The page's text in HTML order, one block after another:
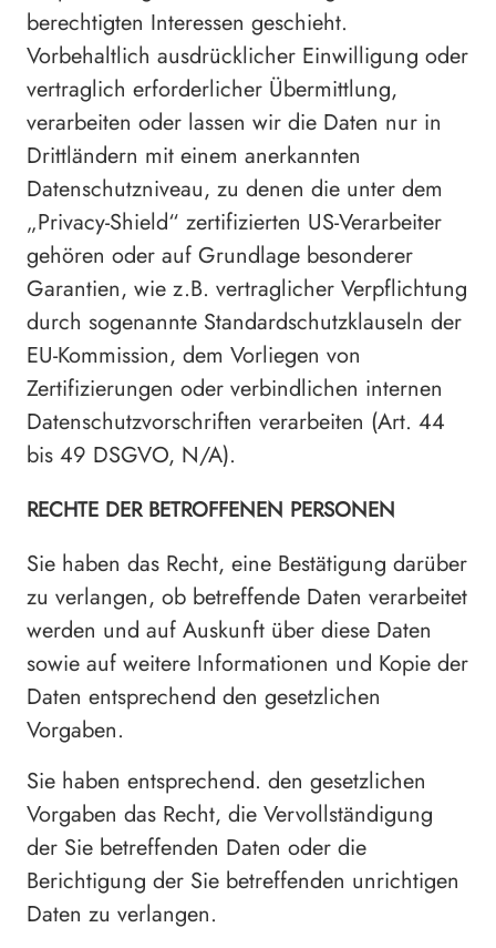
berechtigten Interessen geschieht.
Vorbehaltlich ausdrücklicher Einwilligung oder
vertraglich erforderlicher Übermittlung,
verarbeiten oder lassen wir die Daten nur in
Drittländern mit einem anerkannten
Datenschutzniveau, zu denen die unter dem
„Privacy-Shield“ zertifizierten US-Verarbeiter
gehören oder auf Grundlage besonderer
Garantien, wie z.B. vertraglicher Verpflichtung
durch sogenannte Standardschutzklauseln der
EU-Kommission, dem Vorliegen von
Zertifizierungen oder verbindlichen internen
Datenschutzvorschriften verarbeiten (Art. 44
bis 49 DSGVO, N/A).
RECHTE DER BETROFFENEN PERSONEN
Sie haben das Recht, eine Bestätigung darüber
zu verlangen, ob betreffende Daten verarbeitet
werden und auf Auskunft über diese Daten
sowie auf weitere Informationen und Kopie der
Daten entsprechend den gesetzlichen
Vorgaben.
Sie haben entsprechend. den gesetzlichen
Vorgaben das Recht, die Vervollständigung
der Sie betreffenden Daten oder die
Berichtigung der Sie betreffenden unrichtigen
Daten zu verlangen.